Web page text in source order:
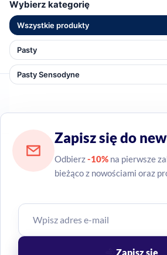
Wybierz kategorię
Wszystkie produkty
Pasty
Pasty Sensodyne
Zapisz się do
Odbierz-10% na pierwsze
bieżąco z nowościami oraz
Zapisz się